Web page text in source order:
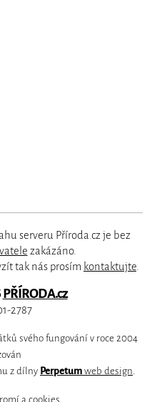
serveru Příroda.cz je bez
zakázáno.
tak nás prosím kontaktujte.
PŘÍRODA.cz
2787
svého fungování v roce 2004
z dílny Perpetum web design
a cookies